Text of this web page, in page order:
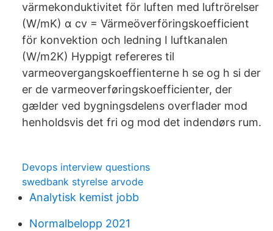
värmekonduktivitet för luften med luftrörelser
(W/mK) α cv = Värmeöverföringskoefficient
för konvektion och ledning I luftkanalen
(W/m2K) Hyppigt refereres til
varmeovergangskoeffienterne h se og h si der
er de varmeoverføringskoefficienter, der
gælder ved bygningsdelens overflader mod
henholdsvis det fri og mod det indendørs rum.
Devops interview questions
swedbank styrelse arvode
Analytisk kemist jobb
Normalbelopp 2021